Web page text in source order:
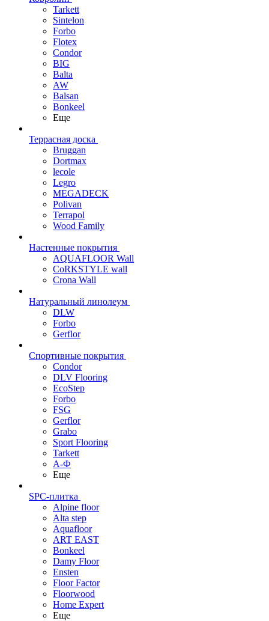
Tarkett
Sintelon
Forbo
Flotex
Condor
BIG
Balta
AW
Balsan
Bonkeel
Еще
Террасная доска
Bruggan
Dortmax
lecole
Legro
MEGADECK
Polivan
Terrapol
Wood Family
Настенные покрытия
AQUAFLOOR Wall
CoRKSTYLE wall
Crona Wall
Натуральный линолеум
DLW
Forbo
Gerflor
Спортивные покрытия
Condor
DLV Flooring
EcoStep
Forbo
FSG
Gerflor
Grabo
Sport Flooring
Tarkett
А-Ф
Еще
SPC-плитка
Alpine floor
Alta step
Aquafloor
ART EAST
Bonkeel
Damy Floor
Ensten
Floor Factor
Floorwood
Home Expert
Еще